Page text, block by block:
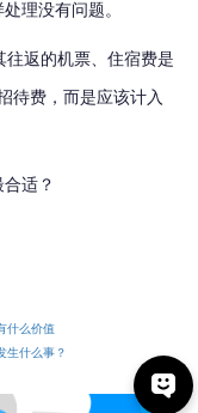
理没有问题。
往返的机票、住宿费是
待费，而是应该计入
适？
什么价值
生什么事？